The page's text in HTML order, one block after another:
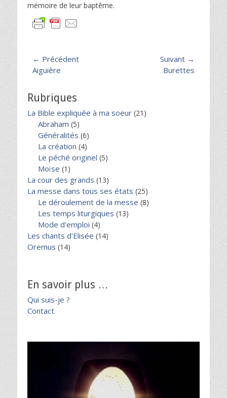
mémoire de leur baptême.
Navigation
de
← Précédent
Article
Aiguière
Suivant →
Burettes
Rubriques
La Bible expliquée à ma soeur (21)
Abraham (5)
Généralités (6)
La création (4)
Le péché originel (5)
Moïse (1)
La cour des grands (13)
La messe dans tous ses états (25)
Le déroulement de la messe (8)
Les temps liturgiques (13)
Mode d'emploi (4)
Les chants d'Elisée (14)
Oremus (14)
En savoir plus …
Qui suis-je ?
Contact